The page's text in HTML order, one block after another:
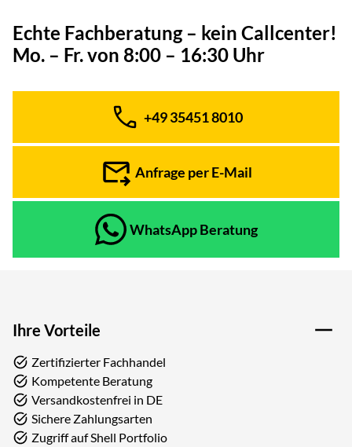
Echte Fachberatung – kein Callcenter!
Mo. – Fr. von 8:00 – 16:30 Uhr
Telefon:
+49 35451 8010
Anfrage per E-Mail
WhatsApp Beratung
Ihre Vorteile
Zertifizierter Fachhandel
Kompetente Beratung
Versandkostenfrei in DE
Sichere Zahlungsarten
Zugriff auf Shell Portfolio